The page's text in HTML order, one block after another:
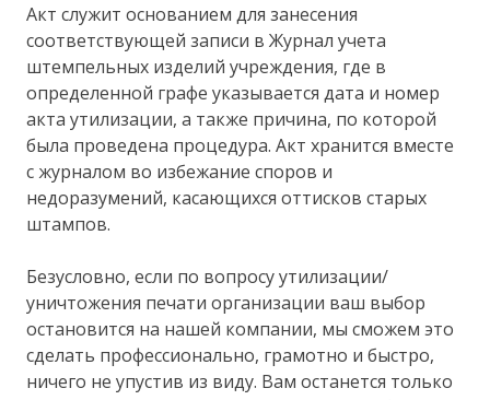
Акт служит основанием для занесения
соответствующей записи в Журнал учета
штемпельных изделий учреждения, где в
определенной графе указывается дата и номер
акта утилизации, а также причина, по которой
была проведена процедура. Акт хранится вместе
с журналом во избежание споров и
недоразумений, касающихся оттисков старых
штампов.
Безусловно, если по вопросу утилизации/
уничтожения печати организации ваш выбор
остановится на нашей компании, мы сможем это
сделать профессионально, грамотно и быстро,
ничего не упустив из виду. Вам останется только